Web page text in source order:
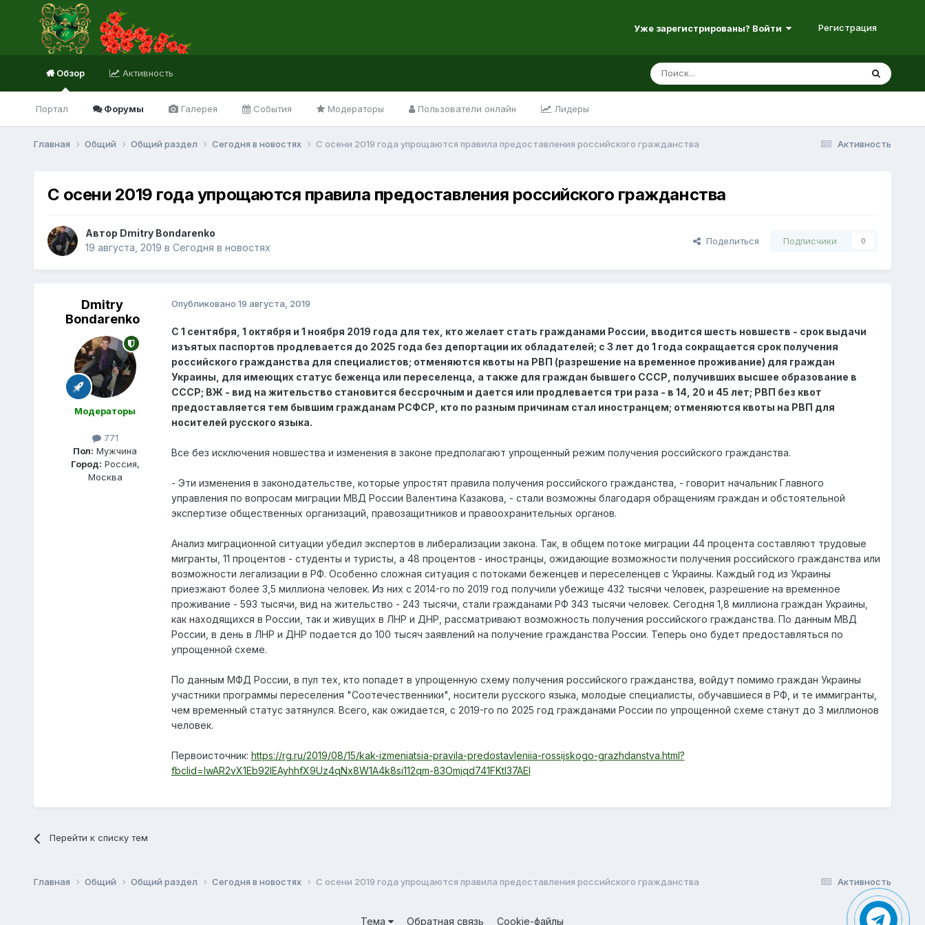
Уже зарегистрированы? Войти Регистрация
Обзор
Портал Форумы Галерея События Модераторы Пользователи онлайн Лидеры
Активность
Активность
Главная Общий Общий раздел Сегодня в новостях С осени 2019 года упрощаются правила предоставления российского гражданства
С осени 2019 года упрощаются правила предоставления российского гражданства
Автор Dmitry Bondarenko
19 августа, 2019 в Сегодня в новостях
Поделиться Подписчики 0
Dmitry
Bondarenko
Модераторы
771
Пол: Мужчина
Город: Россия,
Москва
Опубликовано 19 августа, 2019
С 1 сентября, 1 октября и 1 ноября 2019 года для тех, кто желает стать гражданами России, вводится шесть новшеств - срок выдачи
изъятых паспортов продлевается до 2025 года без депортации их обладателей; с 3 лет до 1 года сокращается срок получения
российского гражданства для специалистов; отменяются квоты на РВП (разрешение на временное проживание) для граждан
Украины, для имеющих статус беженца или переселенца, а также для граждан бывшего СССР, получивших высшее образование в
СССР; ВЖ - вид на жительство становится бессрочным и дается или продлевается три раза - в 14, 20 и 45 лет; РВП без квот
предоставляется тем бывшим гражданам РСФСР, кто по разным причинам стал иностранцем; отменяются квоты на РВП для
носителей русского языка.
Все без исключения новшества и изменения в законе предполагают упрощенный режим получения российского гражданства.
- Эти изменения в законодательстве, которые упростят правила получения российского гражданства, - говорит начальник Главного
управления по вопросам миграции МВД России Валентина Казакова, - стали возможны благодаря обращениям граждан и обстоятельной
экспертизе общественных организаций, правозащитников и правоохранительных органов.
Анализ миграционной ситуации убедил экспертов в либерализации закона. Так, в общем потоке миграции 44 процента составляют трудовые
мигранты, 11 процентов - студенты и туристы, а 48 процентов - иностранцы, ожидающие возможности получения российского гражданства или
возможности легализации в РФ. Особенно сложная ситуация с потоками беженцев и переселенцев с Украины. Каждый год из Украины
приезжают более 3,5 миллиона человек. Из них с 2014-го по 2019 год получили убежище 432 тысячи человек, разрешение на временное
проживание - 593 тысячи, вид на жительство - 243 тысячи, стали гражданами РФ 343 тысячи человек. Сегодня 1,8 миллиона граждан Украины,
как находящихся в России, так и живущих в ЛНР и ДНР, рассматривают возможность получения российского гражданства. По данным МВД
России, в день в ЛНР и ДНР подается до 100 тысяч заявлений на получение гражданства России. Теперь оно будет предоставляться по
упрощенной схеме.
По данным МФД России, в пул тех, кто попадет в упрощенную схему получения российского гражданства, войдут помимо граждан Украины
участники программы переселения "Соотечественники", носители русского языка, молодые специалисты, обучавшиеся в РФ, и те иммигранты,
чем временный статус затянулся. Всего, как ожидается, с 2019-го по 2025 год гражданами России по упрощенной схеме станут до 3 миллионов
человек.
Первоисточник: https://rg.ru/2019/08/15/kak-izmeniatsia-pravila-predostavleniia-rossijskogo-grazhdanstva.html?
fbclid=IwAR2vX1Eb92IEAyhhfX9Uz4qNx8W1A4k8si112qm-83Omjqd741FKtl37AEI
Перейти к списку тем
Активность
Главная Общий Общий раздел Сегодня в новостях С осени 2019 года упрощаются правила предоставления российского гражданства
Тема Обратная связь Cookie-файлы